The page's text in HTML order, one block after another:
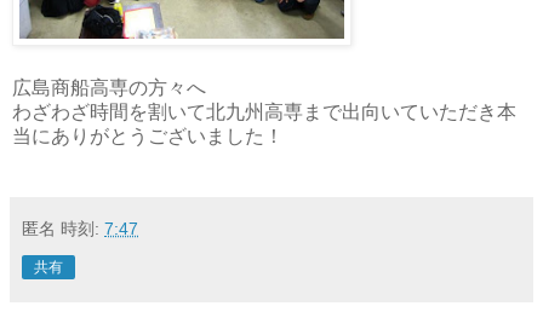
広島商船高専の方々へ
わざわざ時間を割いて北九州高専まで出向いていただき本
当にありがとうございました！
匿名 時刻: 7:47
共有